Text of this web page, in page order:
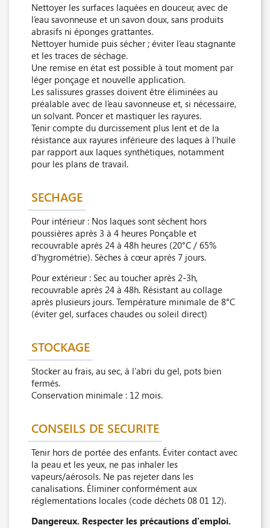
Nettoyer les surfaces laquées en douceur, avec de
l’eau savonneuse et un savon doux, sans produits
abrasifs ni éponges grattantes.
Nettoyer humide puis sécher ; éviter l’eau stagnante
et les traces de séchage.
Une remise en état est possible à tout moment par
léger ponçage et nouvelle application.
Les salissures grasses doivent être éliminées au
préalable avec de l’eau savonneuse et, si nécessaire,
un solvant. Poncer et mastiquer les rayures.
Tenir compte du durcissement plus lent et de la
résistance aux rayures inférieure des laques à l’huile
par rapport aux laques synthétiques, notamment
pour les plans de travail.
SECHAGE
Pour intérieur : Nos laques sont sèchent hors
poussières après 3 à 4 heures Ponçable et
recouvrable après 24 à 48h heures (20°C / 65%
d’hygrométrie). Sèches à cœur après 7 jours.
Pour extérieur : Sec au toucher après 2-3h,
recouvrable après 24 à 48h. Résistant au collage
après plusieurs jours. Température minimale de 8°C
(éviter gel, surfaces chaudes ou soleil direct)
STOCKAGE
Stocker au frais, au sec, à l’abri du gel, pots bien
fermés.
Conservation minimale : 12 mois.
CONSEILS DE SECURITE
Tenir hors de portée des enfants. Éviter contact avec
la peau et les yeux, ne pas inhaler les
vapeurs/aérosols. Ne pas rejeter dans les
canalisations. Éliminer conformément aux
réglementations locales (code déchets 08 01 12).
Dangereux. Respecter les précautions d'emploi.